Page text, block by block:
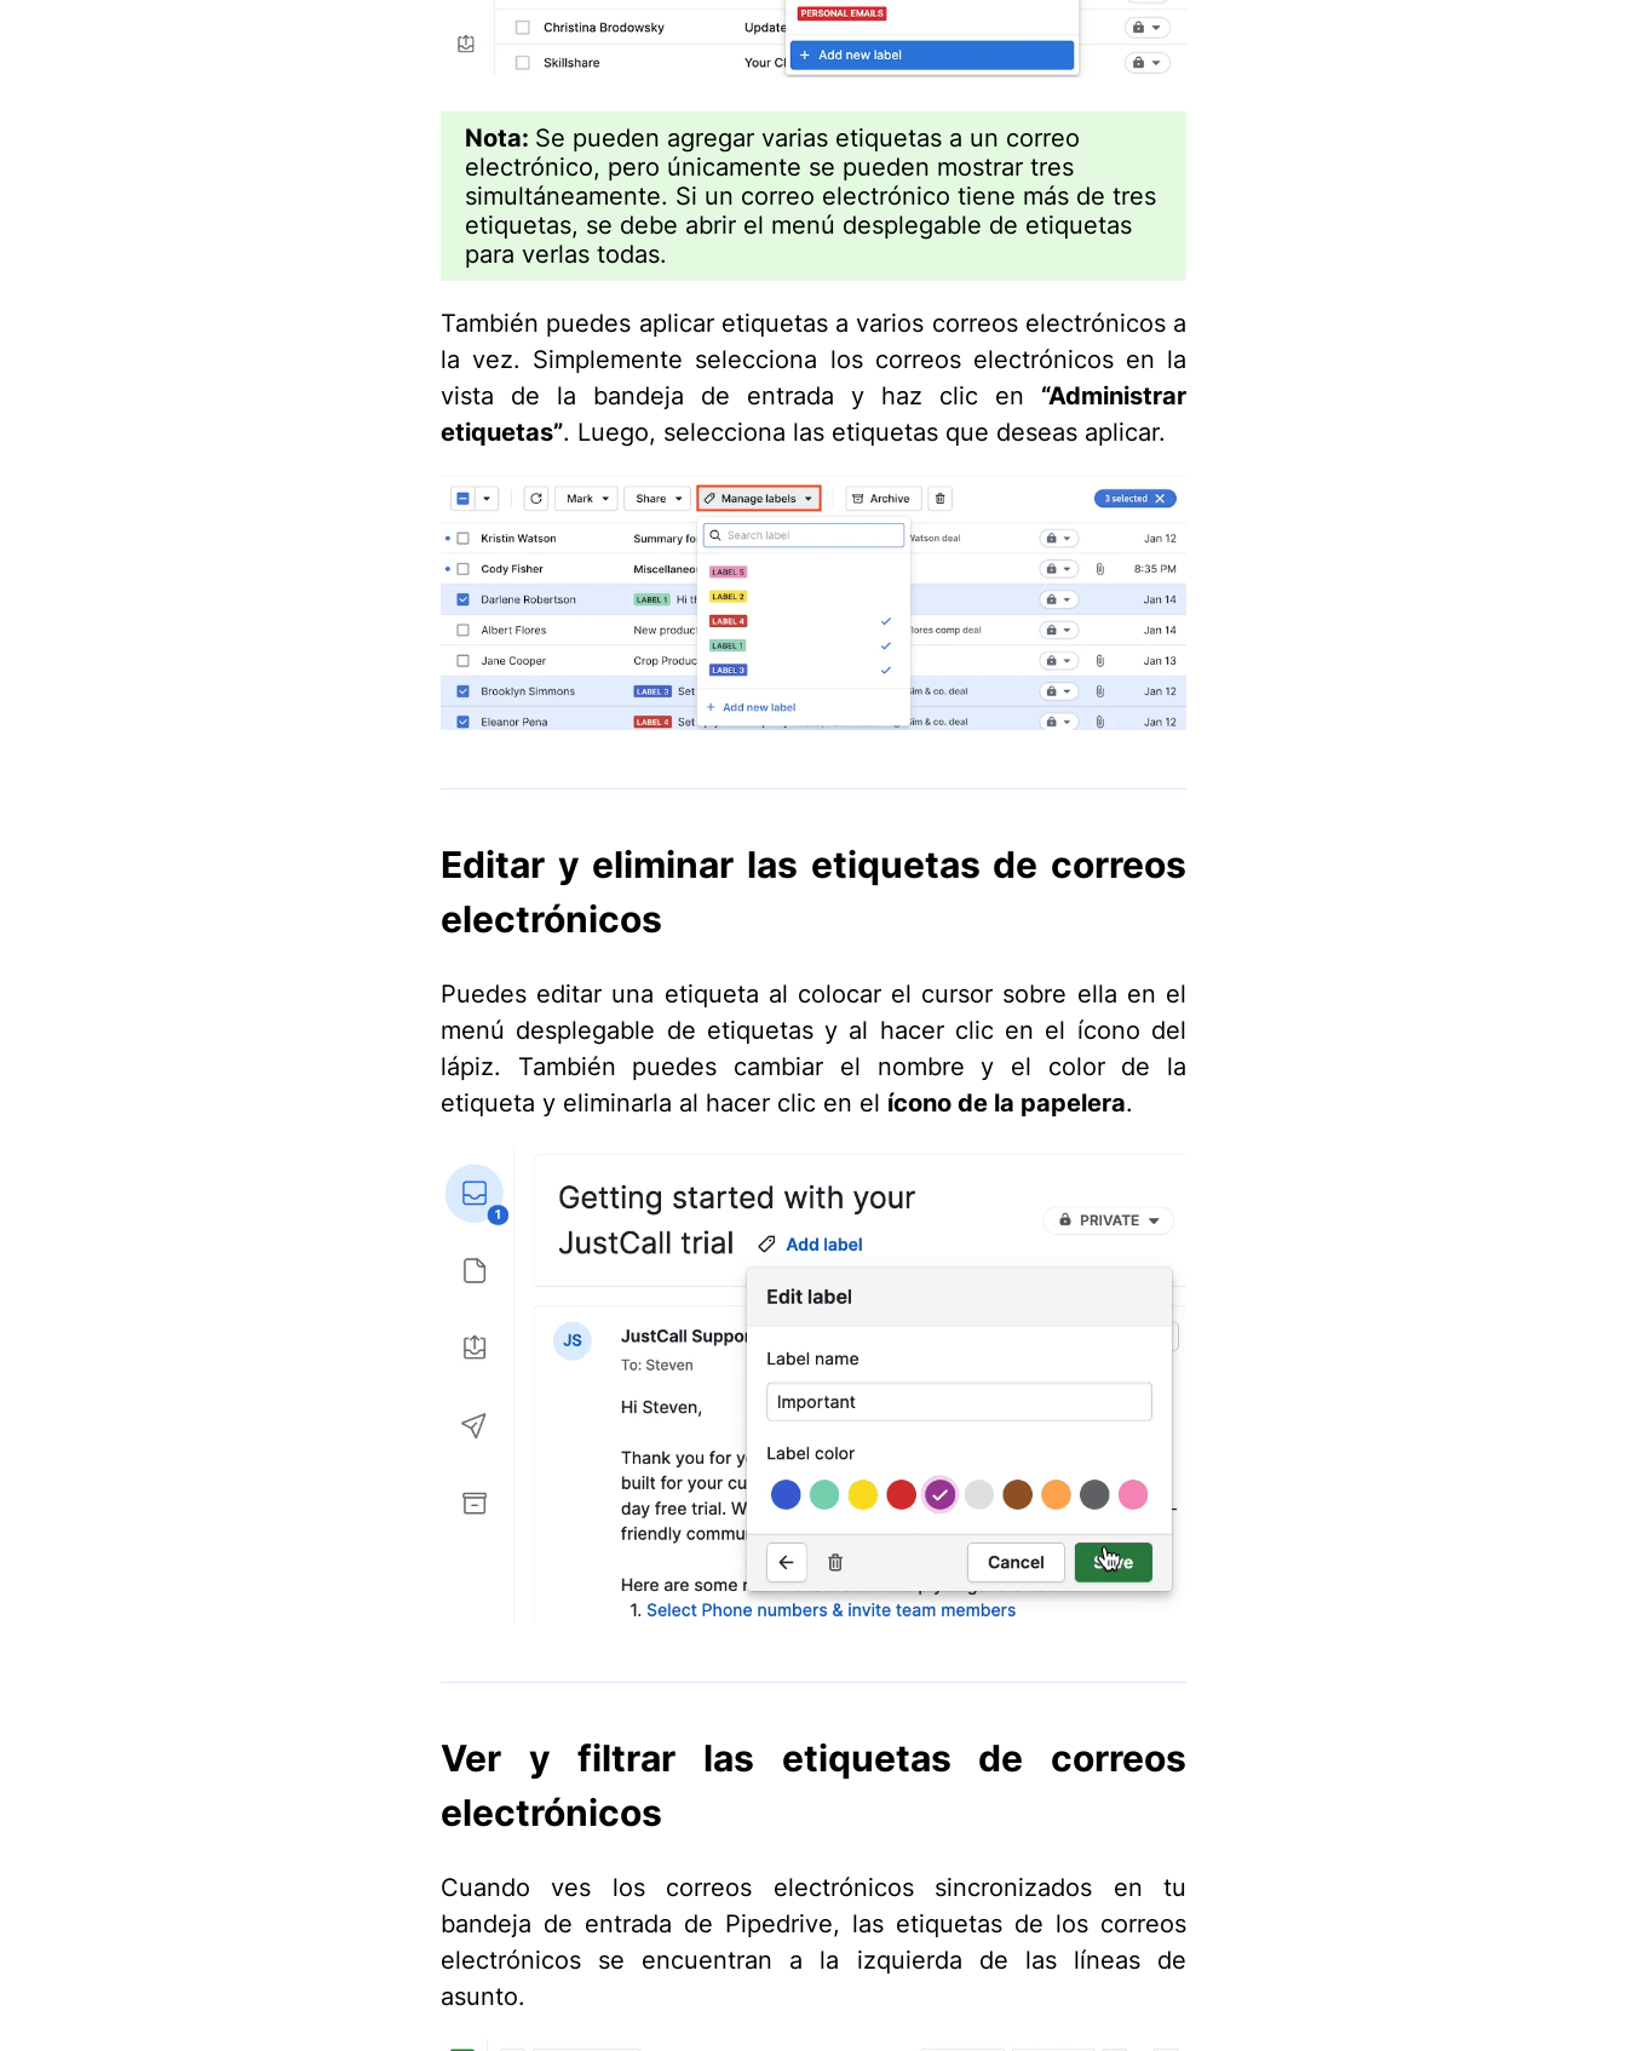
Nota: Se pueden agregar varias etiquetas a un correo
electrónico, pero únicamente se pueden mostrar tres
simultáneamente. Si un correo electrónico tiene más de tres
etiquetas, se debe abrir el menú desplegable de etiquetas
para verlas todas.
También puedes aplicar etiquetas a varios correos electrónicos a
la vez. Simplemente selecciona los correos electrónicos en la
vista de la bandeja de entrada y haz clic en “Administrar
etiquetas”. Luego, selecciona las etiquetas que deseas aplicar.
Editar y eliminar las etiquetas de correos
electrónicos
Puedes editar una etiqueta al colocar el cursor sobre ella en el
menú desplegable de etiquetas y al hacer clic en el ícono del
lápiz. También puedes cambiar el nombre y el color de la
etiqueta y eliminarla al hacer clic en el ícono de la papelera.
Ver y filtrar las etiquetas de correos
electrónicos
Cuando ves los correos electrónicos sincronizados en tu
bandeja de entrada de Pipedrive, las etiquetas de los correos
electrónicos se encuentran a la izquierda de las líneas de
asunto.